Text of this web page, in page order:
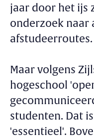
jaar door het ijs
onderzoek naar
afstudeerroutes.
Maar volgens
hogeschool
studenten. Dat
'essentieel'.